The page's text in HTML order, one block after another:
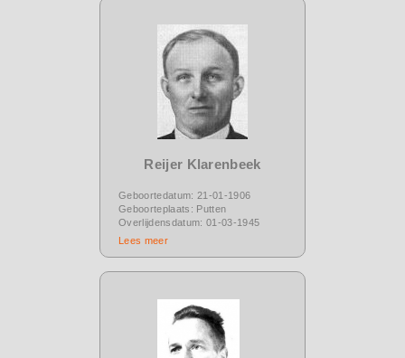
Reijer Klarenbeek
Geboortedatum: 21-01-1906
Geboorteplaats: Putten
Overlijdensdatum: 01-03-1945
Lees meer